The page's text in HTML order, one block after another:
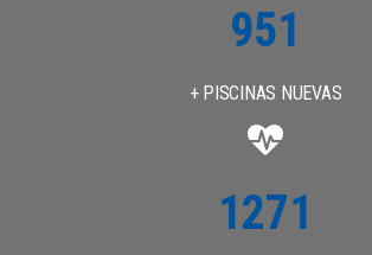
1100
+ PISCINAS NUEVAS
1500